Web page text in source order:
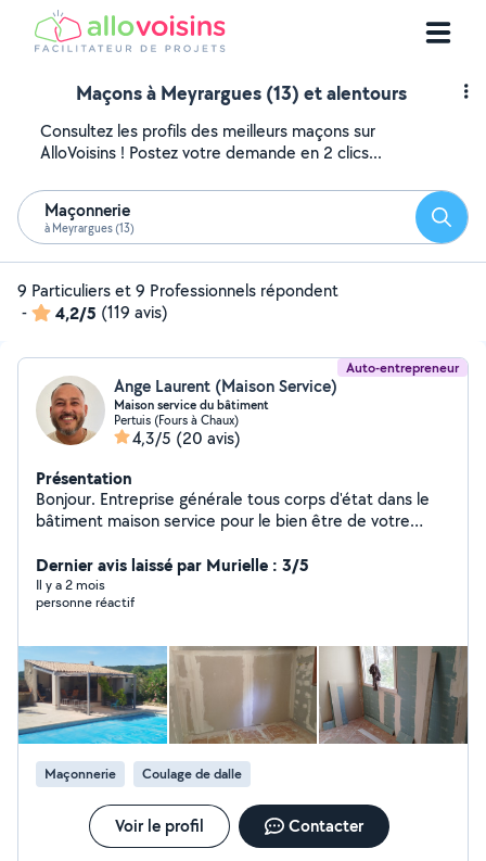
Maçons à Meyrargues (13) et alentours
Consultez les profils des meilleurs maçons sur
AlloVoisins ! Postez votre demande en 2 clics...
Maçonnerie
à Meyrargues (13)
9 Particuliers et 9 Professionnels répondent
-
4,2/5 (119 avis)
Auto-entrepreneur
Ange Laurent (Maison Service)
Maison service du bâtiment
Pertuis (Fours à Chaux)
4,3/5 (20 avis)
Présentation
Bonjour. Entreprise générale tous corps d'état dans le
bâtiment maison service pour le bien être de votre
à les consulter Mes photos travail propre et soigné.
Cordialement Mr Laurent Ange
Dernier avis laissé par Murielle : 3/5
Il y a 2 mois
personne réactif
Maçonnerie Coulage de dalle
Voir le profil Contacter